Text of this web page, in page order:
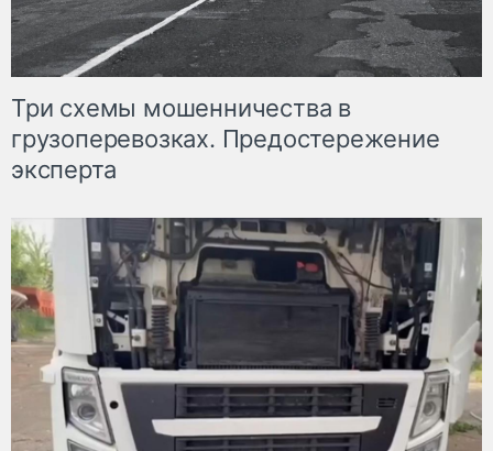
Три схемы мошенничества в
грузоперевозках. Предостережение
эксперта